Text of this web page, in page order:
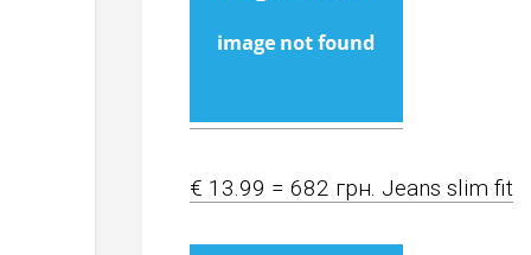
€ 13.99 = 682 грн. Jeans slim fit